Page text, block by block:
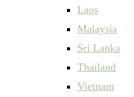
Laos
Malaysia
Sri Lanka
Thailand
Vietnam